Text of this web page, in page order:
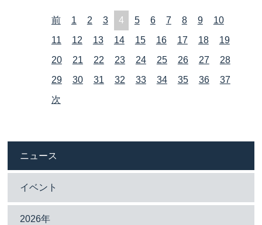
前 1 2 3 4 5 6 7 8 9
10
11
12 13 14 15 16 17 18
19
20
21 22 23 24 25 26 27
28
29
30 31 32 33 34 35 36
37
次
ニュース
イベント
2026年